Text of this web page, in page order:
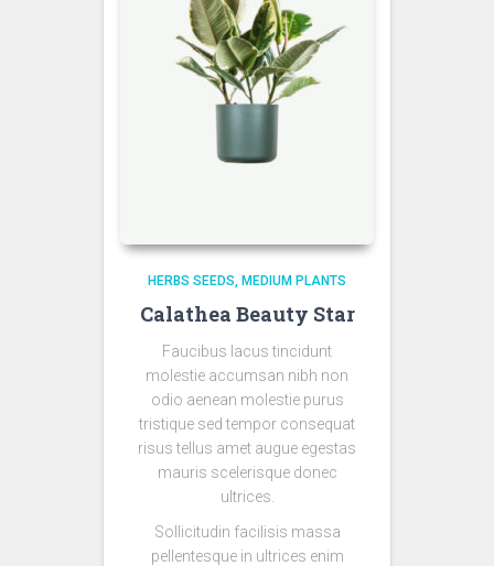
HERBS SEEDS MEDIUM PLANTS
Calathea Beauty Star
Faucibus lacus tincidunt
molestie accumsan nibh non
odio aenean molestie purus
tristique sed tempor consequat
risus tellus amet augue egestas
mauris scelerisque donec
ultrices.
Sollicitudin facilisis massa
pellentesque in ultrices enim